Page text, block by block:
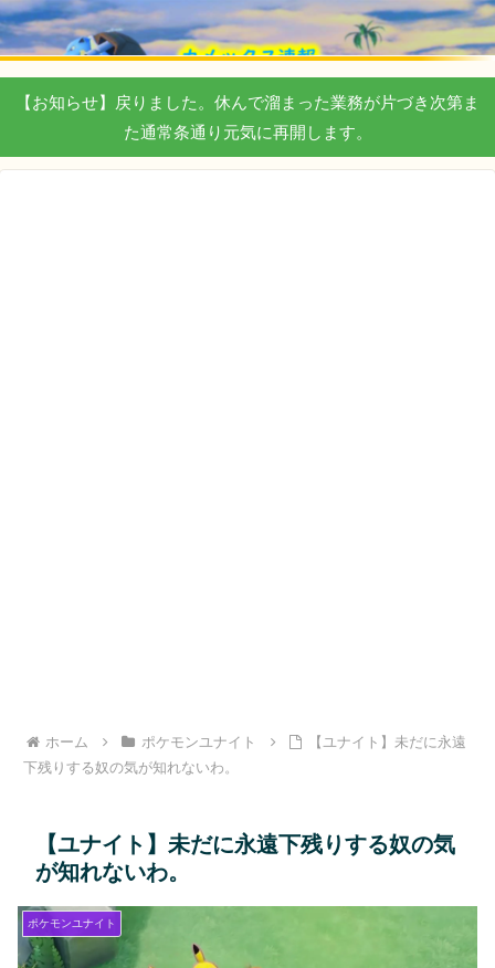
【お知らせ】戻りました。休んで溜まった業務が片づき次第ま
た通常条通り元気に再開します。
ホーム ポケモンユナイト
【ユナイト】未だに永遠
下残りする奴の気が知れないわ。
【ユナイト】未だに永遠下残りする奴の気
が知れないわ。
ポケモンユナイト